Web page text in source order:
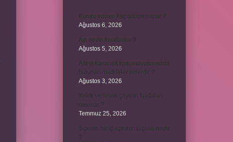
Ağustos 6, 2026
Ağustos 5, 2026
Ağustos 3, 2026
Temmuz 25, 2026